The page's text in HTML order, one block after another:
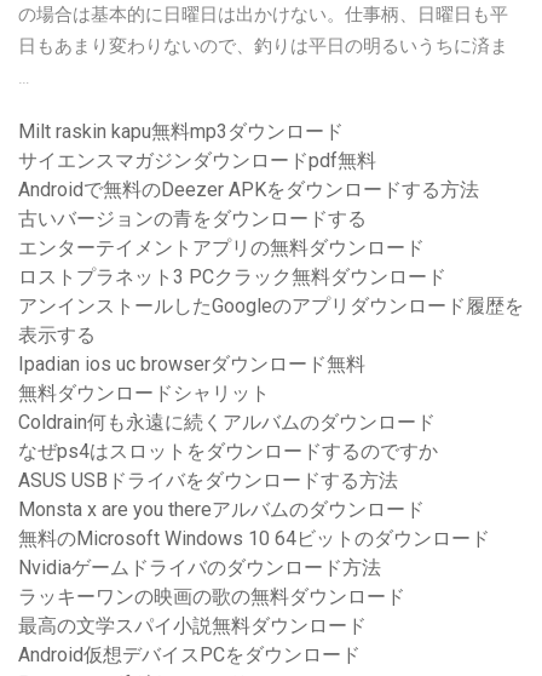
の場合は基本的に日曜日は出かけない。仕事柄、日曜日も平
日もあまり変わりないので、釣りは平日の明るいうちに済ま
…
Milt raskin kapu無料mp3ダウンロード
サイエンスマガジンダウンロードpdf無料
Androidで無料のDeezer APKをダウンロードする方法
古いバージョンの青をダウンロードする
エンターテイメントアプリの無料ダウンロード
ロストプラネット3 PCクラック無料ダウンロード
アンインストールしたGoogleのアプリダウンロード履歴を
表示する
Ipadian ios uc browserダウンロード無料
無料ダウンロードシャリット
Coldrain何も永遠に続くアルバムのダウンロード
なぜps4はスロットをダウンロードするのですか
ASUS USBドライバをダウンロードする方法
Monsta x are you thereアルバムのダウンロード
無料のMicrosoft Windows 10 64ビットのダウンロード
Nvidiaゲームドライバのダウンロード方法
ラッキーワンの映画の歌の無料ダウンロード
最高の文学スパイ小説無料ダウンロード
Android仮想デバイスPCをダウンロード